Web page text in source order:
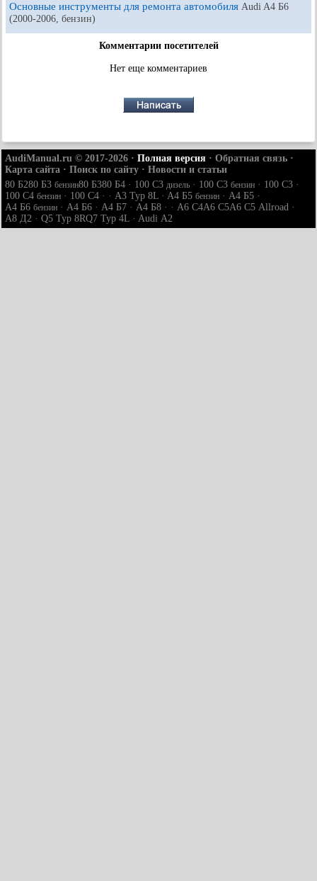
Основные инструменты для ремонта автомобиля Audi A4 Б6
(2000-2006, бензин)
Комментарии посетителей
Нет еще комментариев
AudiManual.ru © 2017-2026 · Полная версия · Обратная связь ·
Карта сайта · Поиск по сайту · Новости и статьи
80 Б280 Б3 бензин80 Б380 Б4 · 100 С3 дизель · 100 С3 бензин · 100 С3 ·
100 С4 бензин · 100 С4 · · A3 Typ 8L · A4 Б5 бензин · A4 Б5 ·
A4 Б6 бензин · A4 Б6 · A4 Б7 · A4 Б8 · · A6 С4A6 С5A6 С5 Allroad ·
A8 Д2 · Q5 Typ 8RQ7 Typ 4L · Audi А2